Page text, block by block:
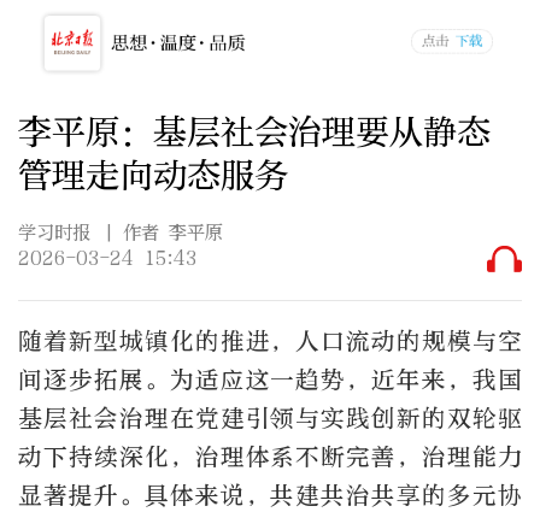
李平原：基层社会治理要从静态
管理走向动态服务
学习时报
| 作者 李平原
2026-03-24 15:43
随着新型城镇化的推进，人口流动的规模与空
间逐步拓展。为适应这一趋势，近年来，我国
基层社会治理在党建引领与实践创新的双轮驱
动下持续深化，治理体系不断完善，治理能力
显著提升。具体来说，共建共治共享的多元协